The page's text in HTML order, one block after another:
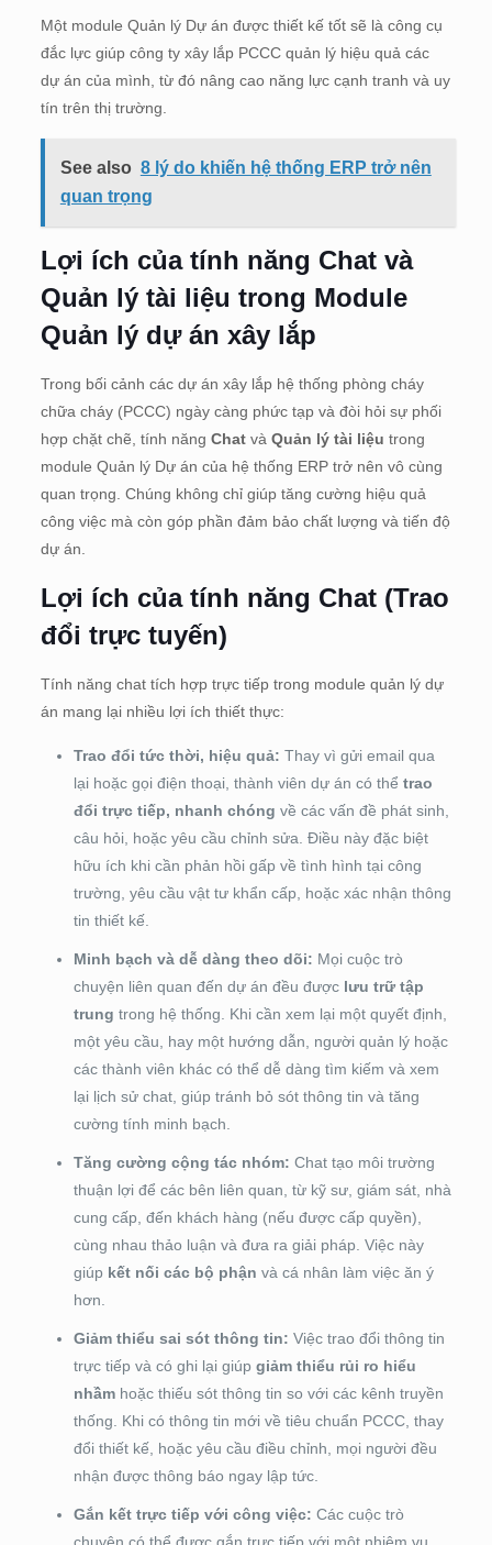
Một module Quản lý Dự án được thiết kế tốt sẽ là công cụ
đắc lực giúp công ty xây lắp PCCC quản lý hiệu quả các
dự án của mình, từ đó nâng cao năng lực cạnh tranh và uy
tín trên thị trường.
See also 8 lý do khiến hệ thống ERP trở nên
quan trọng
Lợi ích của tính năng Chat và
Quản lý tài liệu trong Module
Quản lý dự án xây lắp
Trong bối cảnh các dự án xây lắp hệ thống phòng cháy
chữa cháy (PCCC) ngày càng phức tạp và đòi hỏi sự phối
hợp chặt chẽ, tính năng Chatvà Quản lý tài liệu trong
module Quản lý Dự án của hệ thống ERP trở nên vô cùng
quan trọng. Chúng không chỉ giúp tăng cường hiệu quả
công việc mà còn góp phần đảm bảo chất lượng và tiến độ
dự án.
Lợi ích của tính năng Chat (Trao
đổi trực tuyến)
Tính năng chat tích hợp trực tiếp trong module quản lý dự
án mang lại nhiều lợi ích thiết thực:
Trao đổi tức thời, hiệu quả: Thay vì gửi email qua
lại hoặc gọi điện thoại, thành viên dự án có thể trao
đổi trực tiếp, nhanh chóng về các vấn đề phát sinh,
câu hỏi, hoặc yêu cầu chỉnh sửa. Điều này đặc biệt
hữu ích khi cần phản hồi gấp về tình hình tại công
trường, yêu cầu vật tư khẩn cấp, hoặc xác nhận thông
tin thiết kế.
Minh bạch và dễ dàng theo dõi: Mọi cuộc trò
chuyện liên quan đến dự án đều được lưu trữ tập
trung trong hệ thống. Khi cần xem lại một quyết định,
một yêu cầu, hay một hướng dẫn, người quản lý hoặc
các thành viên khác có thể dễ dàng tìm kiếm và xem
lại lịch sử chat, giúp tránh bỏ sót thông tin và tăng
cường tính minh bạch.
Tăng cường cộng tác nhóm: Chat tạo môi trường
thuận lợi để các bên liên quan, từ kỹ sư, giám sát, nhà
cung cấp, đến khách hàng (nếu được cấp quyền),
cùng nhau thảo luận và đưa ra giải pháp. Việc này
giúp kết nối các bộ phận và cá nhân làm việc ăn ý
hơn.
Giảm thiểu sai sót thông tin: Việc trao đổi thông tin
trực tiếp và có ghi lại giúp giảm thiểu rủi ro hiểu
nhầmhoặc thiếu sót thông tin so với các kênh truyền
thống. Khi có thông tin mới về tiêu chuẩn PCCC, thay
đổi thiết kế, hoặc yêu cầu điều chỉnh, mọi người đều
nhận được thông báo ngay lập tức.
Gắn kết trực tiếp với công việc: Các cuộc trò